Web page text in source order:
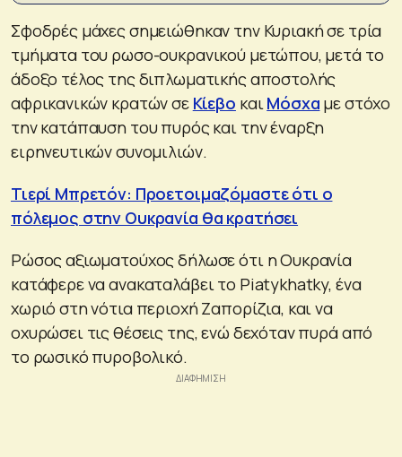
Σφοδρές μάχες σημειώθηκαν την Κυριακή σε τρία
τμήματα του ρωσο-ουκρανικού μετώπου, μετά το
άδοξο τέλος της διπλωματικής αποστολής
αφρικανικών κρατών σε Κίεβο και Μόσχα με στόχο
την κατάπαυση του πυρός και την έναρξη
ειρηνευτικών συνομιλιών.
Τιερί Μπρετόν: Προετοιμαζόμαστε ότι ο
πόλεμος στην Ουκρανία θα κρατήσει
Ρώσος αξιωματούχος δήλωσε ότι η Ουκρανία
κατάφερε να ανακαταλάβει το Piatykhatky, ένα
χωριό στη νότια περιοχή Ζαπορίζια, και να
οχυρώσει τις θέσεις της, ενώ δεχόταν πυρά από
το ρωσικό πυροβολικό.